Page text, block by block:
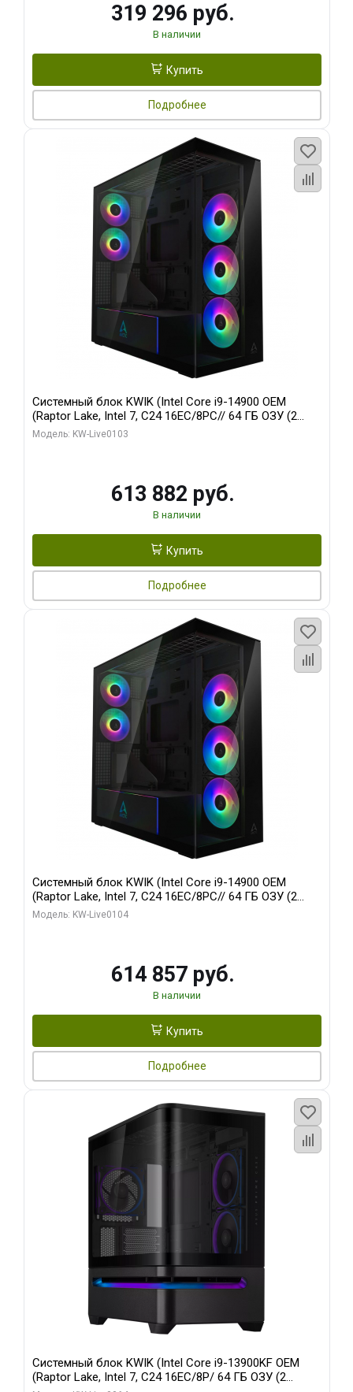
319 296 руб.
В наличии
Купить
Подробнее
Системный блок KWIK (Intel Core i9-14900 OEM
(Raptor Lake, Intel 7, C24 16EC/8PC// 64 ГБ ОЗУ (2
модуля)/ Afox RTX4090 24GB GDDR6X 384-Bit 3xDP
Модель: KW-Live0103
613 882 руб.
В наличии
Купить
Подробнее
Системный блок KWIK (Intel Core i9-14900 OEM
(Raptor Lake, Intel 7, C24 16EC/8PC// 64 ГБ ОЗУ (2
модуля)/ Afox RTX4090 24GB GDDR6X 384-Bit 3xDP
Модель: KW-Live0104
614 857 руб.
В наличии
Купить
Подробнее
Системный блок KWIK (Intel Core i9-13900KF OEM
(Raptor Lake, Intel 7, C24 16EC/8P/ 64 ГБ ОЗУ (2